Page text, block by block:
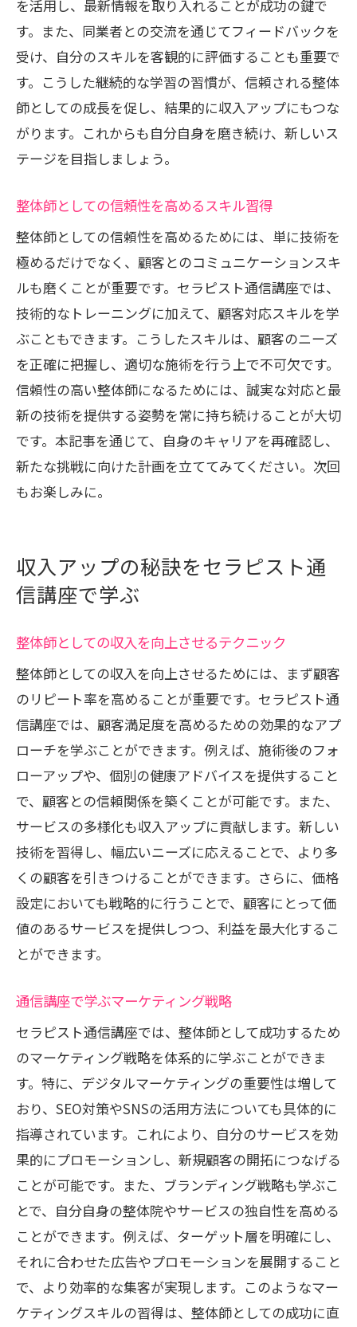
を活用し、最新情報を取り入れることが成功の鍵で
す。また、同業者との交流を通じてフィードバックを
受け、自分のスキルを客観的に評価することも重要で
す。こうした継続的な学習の習慣が、信頼される整体
師としての成長を促し、結果的に収入アップにもつな
がります。これからも自分自身を磨き続け、新しいス
テージを目指しましょう。
整体師としての信頼性を高めるスキル習得
整体師としての信頼性を高めるためには、単に技術を
極めるだけでなく、顧客とのコミュニケーションスキ
ルも磨くことが重要です。セラピスト通信講座では、
技術的なトレーニングに加えて、顧客対応スキルを学
ぶこともできます。こうしたスキルは、顧客のニーズ
を正確に把握し、適切な施術を行う上で不可欠です。
信頼性の高い整体師になるためには、誠実な対応と最
新の技術を提供する姿勢を常に持ち続けることが大切
です。本記事を通じて、自身のキャリアを再確認し、
新たな挑戦に向けた計画を立ててみてください。次回
もお楽しみに。
収入アップの秘訣をセラピスト通
信講座で学ぶ
整体師としての収入を向上させるテクニック
整体師としての収入を向上させるためには、まず顧客
のリピート率を高めることが重要です。セラピスト通
信講座では、顧客満足度を高めるための効果的なアプ
ローチを学ぶことができます。例えば、施術後のフォ
ローアップや、個別の健康アドバイスを提供すること
で、顧客との信頼関係を築くことが可能です。また、
サービスの多様化も収入アップに貢献します。新しい
技術を習得し、幅広いニーズに応えることで、より多
くの顧客を引きつけることができます。さらに、価格
設定においても戦略的に行うことで、顧客にとって価
値のあるサービスを提供しつつ、利益を最大化するこ
とができます。
通信講座で学ぶマーケティング戦略
セラピスト通信講座では、整体師として成功するため
のマーケティング戦略を体系的に学ぶことができま
す。特に、デジタルマーケティングの重要性は増して
おり、SEO対策やSNSの活用方法についても具体的に
指導されています。これにより、自分のサービスを効
果的にプロモーションし、新規顧客の開拓につなげる
ことが可能です。また、ブランディング戦略も学ぶこ
とで、自分自身の整体院やサービスの独自性を高める
ことができます。例えば、ターゲット層を明確にし、
それに合わせた広告やプロモーションを展開すること
で、より効率的な集客が実現します。このようなマー
ケティングスキルの習得は、整体師としての成功に直